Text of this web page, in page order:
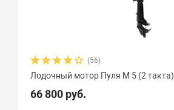
(56)
Лодочный мотор Пуля М 5 (2 такта)
66 800 руб.